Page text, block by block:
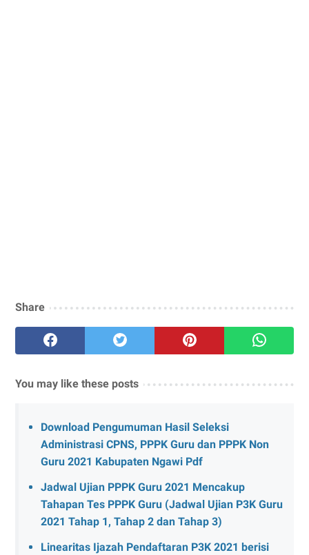
Share
You may like these posts
Download Pengumuman Hasil Seleksi
Administrasi CPNS, PPPK Guru dan PPPK Non
Guru 2021 Kabupaten Ngawi Pdf
Jadwal Ujian PPPK Guru 2021 Mencakup
Tahapan Tes PPPK Guru (Jadwal Ujian P3K Guru
2021 Tahap 1, Tahap 2 dan Tahap 3)
Linearitas Ijazah Pendaftaran P3K 2021 berisi